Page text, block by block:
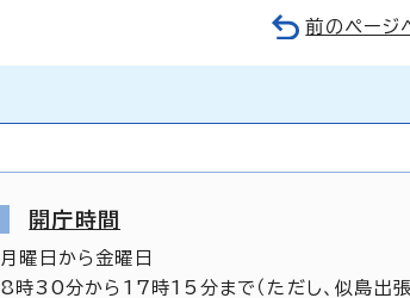
前のページ
開庁時間
月曜日から金曜日
8時30分から17時15分まで（ただし、似島出